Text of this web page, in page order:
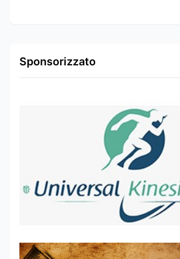
Sponsorizzato